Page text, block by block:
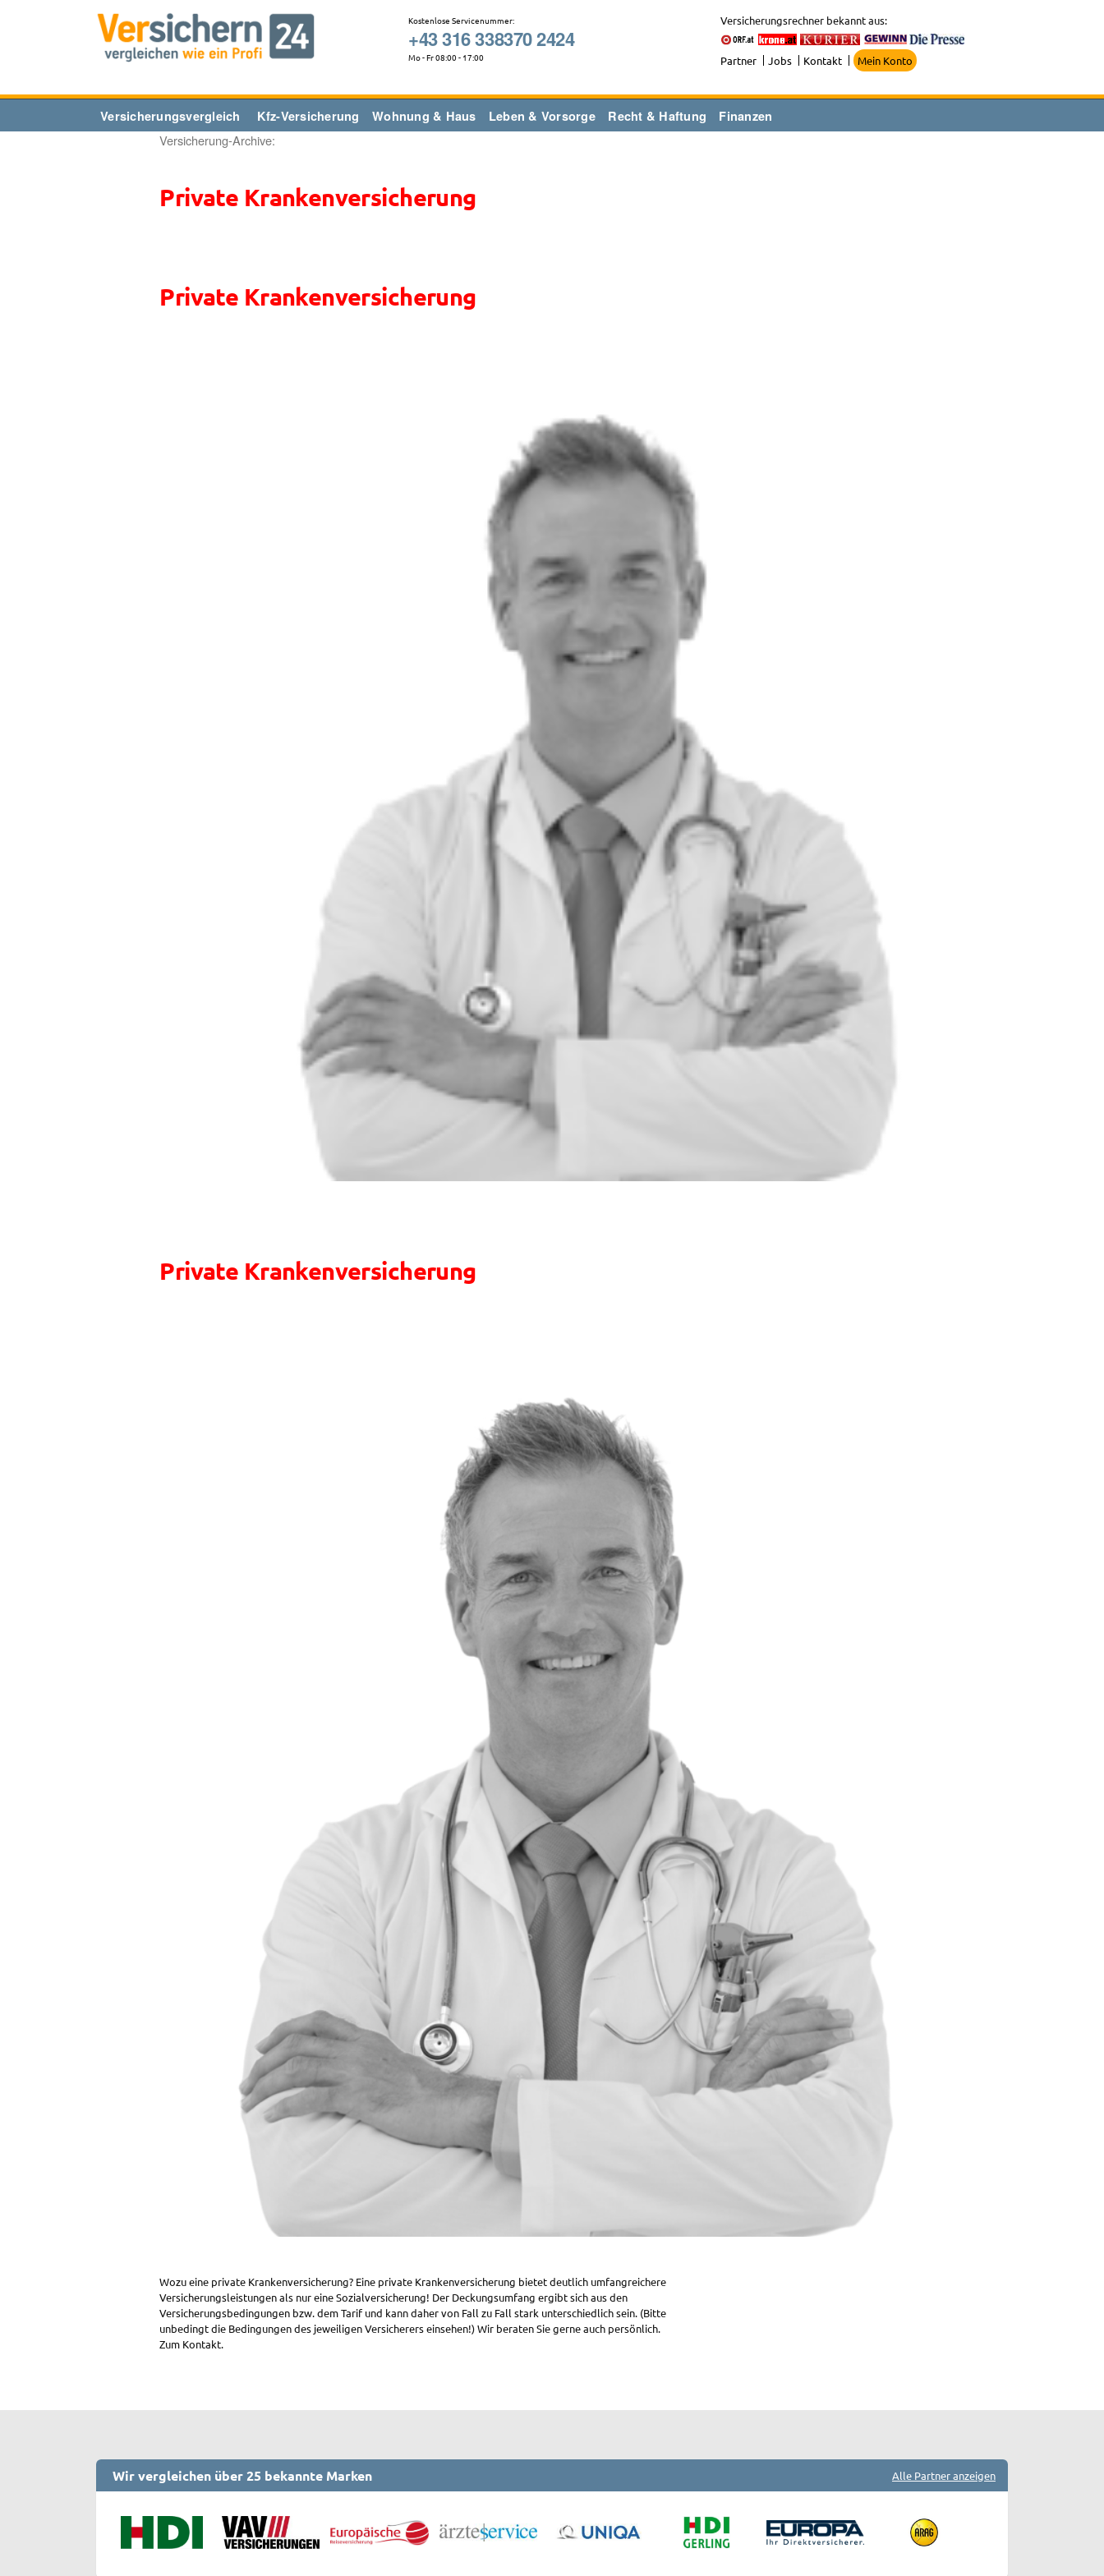
Kostenlose Servicenummer:
+43 316 338370 2424
Mo - Fr 08:00 - 17:00
Versicherungsrechner bekannt aus:
Partner Jobs Kontakt Mein Konto
Versicherungsvergleich Kfz-Versicherung Wohnung & Haus Leben & Vorsorge Recht & Haftung Finanzen
Versicherung-Archive:
Private Krankenversicherung
Private Krankenversicherung
Private Krankenversicherung
Wozu eine private Krankenversicherung? Eine private Krankenversicherung bietet deutlich umfangreichere
Versicherungsleistungen als nur eine Sozialversicherung! Der Deckungsumfang ergibt sich aus den
Versicherungsbedingungen bzw. dem Tarif und kann daher von Fall zu Fall stark unterschiedlich sein. (Bitte
unbedingt die Bedingungen des jeweiligen Versicherers einsehen!) Wir beraten Sie gerne auch persönlich.
Zum Kontakt.
Wir vergleichen über 25 bekannte Marken Alle Partner anzeigen